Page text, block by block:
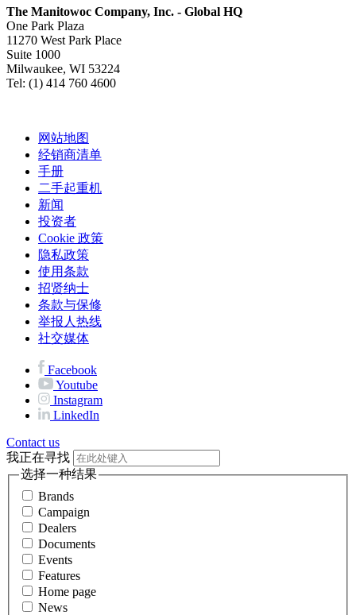
The Manitowoc Company, Inc. - Global HQ
One Park Plaza
11270 West Park Place
Suite 1000
Milwaukee, WI 53224
Tel: (1) 414 760 4600
网站地图
经销商清单
手册
二手起重机
新闻
投资者
Cookie 政策
隐私政策
使用条款
招贤纳士
条款与保修
举报人热线
社交媒体
Facebook
Youtube
Instagram
LinkedIn
Contact us
我正在寻找
选择一种结果
Brands
Campaign
Dealers
Documents
Events
Features
Home page
News